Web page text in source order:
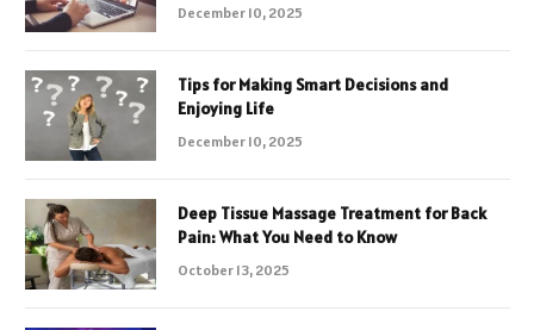
December 10, 2025
Tips for Making Smart Decisions and
Enjoying Life
December 10, 2025
Deep Tissue Massage Treatment for Back
Pain: What You Need to Know
October 13, 2025